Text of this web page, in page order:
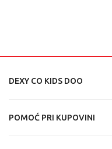
DEXY CO KIDS DOO
POMOĆ PRI KUPOVINI